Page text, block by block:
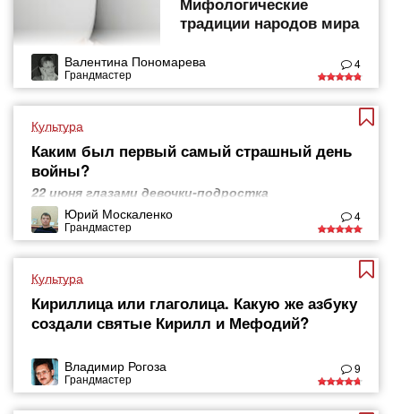
традиции народов мира
Валентина Пономарева
Грандмастер
4
Культура
Каким был первый самый страшный день
войны?
22 июня глазами девочки-подростка
Юрий Москаленко
Грандмастер
4
Культура
Кириллица или глаголица. Какую же азбуку
создали святые Кирилл и Мефодий?
Владимир Рогоза
Грандмастер
9